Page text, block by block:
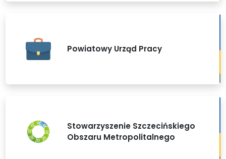
Powiatowy Urząd Pracy
Stowarzyszenie Szczecińskiego
Obszaru Metropolitalnego